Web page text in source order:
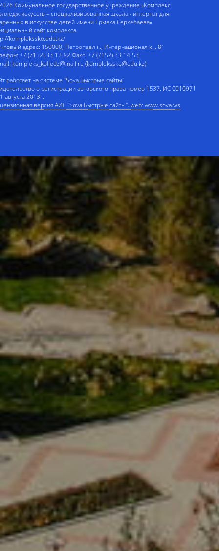
Коммунальное государственное учреждение «Комплекс
искусств – специализированная школа - интернат для
в искусстве детей имени Ермека Серкебаева»
сайт комплекса
komplekssko.edu.kz/
адрес: 150000, Петропавл к., Интернационал к. , 81
+7 (7152) 33-12-92 Факс: +7 (7152) 33-14-53
kompleks_kolledz@mail.ru (komplekssko@edu.kz)
работает на системе "Sova.Быстрые сайты".
о регистрации авторского права номер 1537, ИС 0010971
августа 2013г.
версия АИС "Sova.Быстрые сайты". web: www.sova.ws